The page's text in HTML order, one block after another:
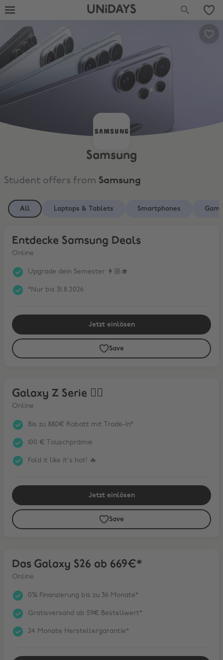
UNiDAYS
Samsung
Student offers from Samsung
All Laptops & Tablets Smartphones
Entdecke Samsung Deals
Online
Upgrade dein Semester 👩🏼‍🎓
*Nur bis 31.8.2026
Jetzt einlösen
Save
Galaxy Z Serie ❤️‍🔥
Online
Bis zu 880€ Rabatt mit Trade-In*
100 € Tauschprämie
Fold it like it's hot! 🔥
Jetzt einlösen
Save
Das Galaxy S26 ab 669€*
Online
0% Finanzierung bis zu 36 Monate*
Gratisversand ab 59€ Bestellwert*
24 Monate Herstellergarantie*